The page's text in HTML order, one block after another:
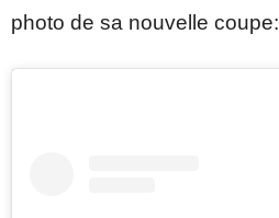
photo de sa nouvelle coupe: